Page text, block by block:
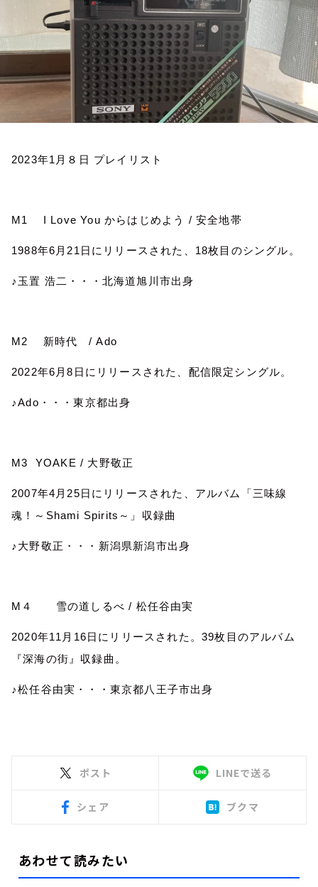
2023年1 月８日 プレイリスト
M1 I Love Youからはじめよう /安全地帯
1988年6 月 21 日にリリースされた、 18枚目のシングル。
♪玉置 浩二・・・北海道旭川市出身
M2 新時代 / Ado
2022年6 月8 日にリリースされた、配信限定シングル。
♪Ado ・・・東京都出身
M3 YOAKE / 大野敬正
2007年4 月 25日にリリースされた、アルバム「三味線
魂！～ Shami Spirits ～」収録曲
♪大野敬正・・・新潟県新潟市出身
M ４ 雪の道しるべ / 松任谷由実
2020年11 月 16日にリリースされた。39枚目のアルバム
『深海の街』収録曲。
♪松任谷由実・・・東京都八王子市出身
ポスト LINEで送る
シェア ブクマ
あわせて読みたい